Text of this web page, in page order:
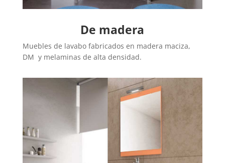
De madera
Muebles de lavabo fabricados en madera maciza,
DM y melaminas de alta densidad.